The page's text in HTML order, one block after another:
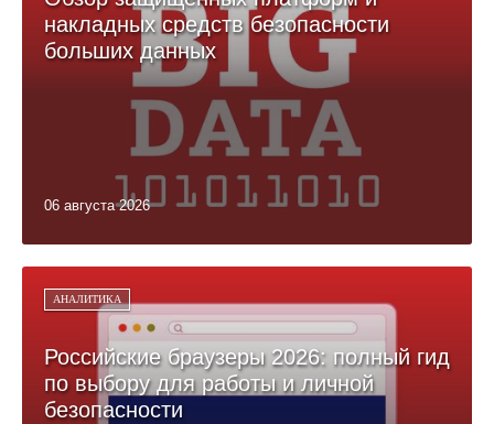
накладных средств безопасности
больших данных
06 августа 2026
АНАЛИТИКА
Российские браузеры 2026: полный гид
по выбору для работы и личной
безопасности